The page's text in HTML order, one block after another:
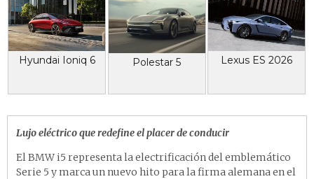
Hyundai Ioniq 6 Polestar 5 Lexus ES 2026
Lujo eléctrico que redefine el placer de conducir
El BMW i5 representa la electrificación del emblemático
Serie 5 y marca un nuevo hito para la firma alemana en el